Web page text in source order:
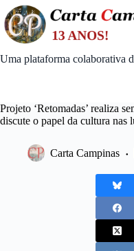
Skip
to
content
Uma plataforma colaborativa
Projeto ‘Retomadas’ realiza
discute o papel da cultura nas
Carta Campinas